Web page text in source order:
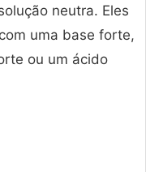
neutra. Eles
uma base forte,
ou um ácido